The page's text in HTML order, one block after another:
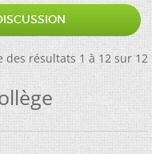
des résultats 1 à 12 sur 12